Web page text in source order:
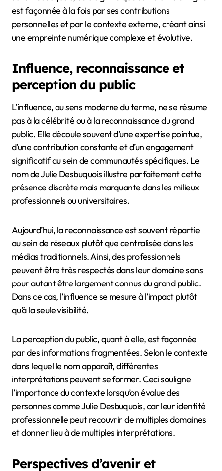
est façonnée à la fois par ses contributions
personnelles et par le contexte externe, créant ainsi
une empreinte numérique complexe et évolutive.
Influence, reconnaissance et
perception du public
L’influence, au sens moderne du terme, ne se résume
pas à la célébrité ou à la reconnaissance du grand
public. Elle découle souvent d’une expertise pointue,
d’une contribution constante et d’un engagement
significatif au sein de communautés spécifiques. Le
nom de Julie Desbuquois illustre parfaitement cette
présence discrète mais marquante dans les milieux
professionnels ou universitaires.
Aujourd’hui, la reconnaissance est souvent répartie
au sein de réseaux plutôt que centralisée dans les
médias traditionnels. Ainsi, des professionnels
peuvent être très respectés dans leur domaine sans
pour autant être largement connus du grand public.
Dans ce cas, l’influence se mesure à l’impact plutôt
qu’à la seule visibilité.
La perception du public, quant à elle, est façonnée
par des informations fragmentées. Selon le contexte
dans lequel le nom apparaît, différentes
interprétations peuvent se former. Ceci souligne
l’importance du contexte lorsqu’on évalue des
personnes comme Julie Desbuquois, car leur identité
professionnelle peut recouvrir de multiples domaines
et donner lieu à de multiples interprétations.
Perspectives d’avenir et